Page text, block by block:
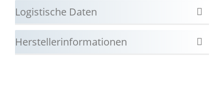
Logistische Daten
Herstellerinformationen